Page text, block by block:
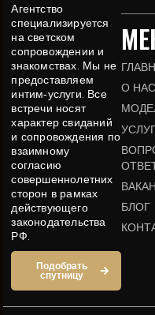
Агентство
специализируется
на светском
сопровождении и
знакомствах. Мы не
предоставляем
интим‑услуги. Все
встречи носят
характер свиданий
и сопровождения по
взаимному
согласию
совершеннолетних
сторон в рамках
действующего
законодательства
РФ.
Подобрать
спутницу
О НАС
БЛОГ